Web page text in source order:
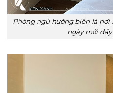
Phòng ngủ hướng biển là
ngày mới